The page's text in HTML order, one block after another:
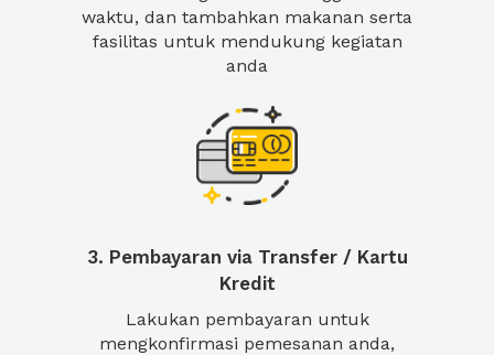
waktu, dan tambahkan makanan serta
fasilitas untuk mendukung kegiatan
anda
3. Pembayaran via Transfer / Kartu
Kredit
Lakukan pembayaran untuk
mengkonfirmasi pemesanan anda,